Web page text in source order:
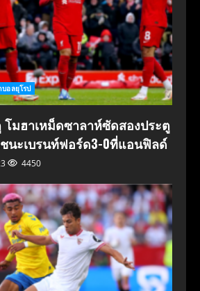
อลยุโรป
มฮาเหม็ดซาลาห์ซัดสองประตู
ชนะเบรนท์ฟอร์ด3-0ที่แอนฟิลด์
4450